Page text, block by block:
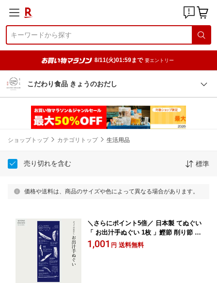
8/11(火)01:59まで 要エントリー
こだわり食品 きょうのおだし
ショップトップ カテゴリトップ 生活用品
売り切れを含む 標準
価格や送料は、商品のサイズや色によって異なる場合があります。
＼さらにポイント5倍／ 日本製 てぬぐい
「 お出汁手ぬぐい 1枚 」鰹節 削り節 手
拭い 綿100％ コットン なめらか 柔らか
33×90cm ベビー 赤ちゃん 手ぬぐい洗顔
1,001 円 送料無料